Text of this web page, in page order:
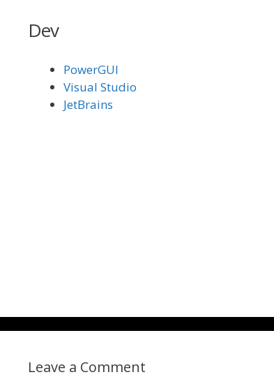
Dev
PowerGUI
Visual Studio
JetBrains
Leave a Comment